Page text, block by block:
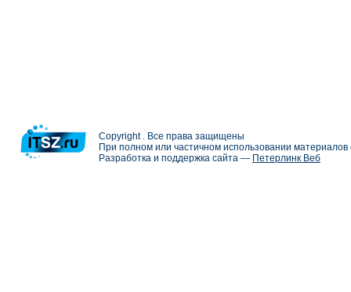
Copyright . Все права защищены
При полном или частичном использовании
Разработка и поддержка сайта — Петерлинк Веб